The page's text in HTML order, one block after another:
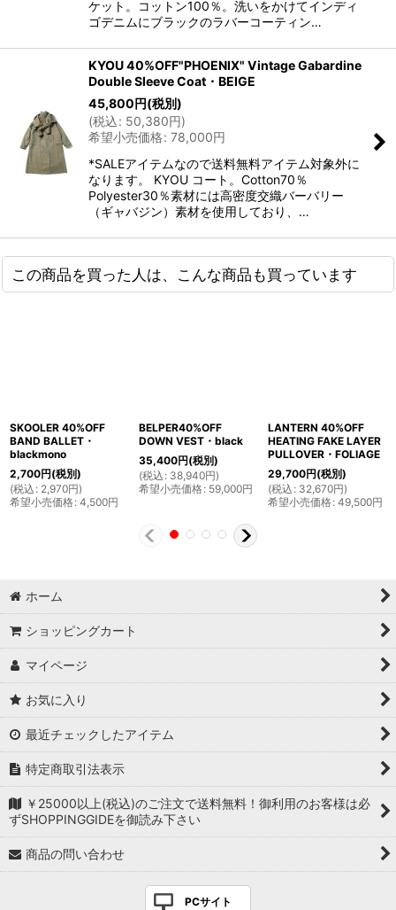
ケット。コットン100％。洗いをかけてインディ
ゴデニムにブラックのラバーコーティン…
KYOU 40%OFF"PHOENIX" Vintage Gabardine
Double Sleeve Coat・BEIGE
45,800円(税別)
(税込: 50,380円)
希望小売価格: 78,000円
*SALEアイテムなので送料無料アイテム対象外に
なります。 KYOU コート。Cotton70％
Polyester30％素材には高密度交織バーバリー
（ギャバジン）素材を使用しており、…
この商品を買った人は、こんな商品も買っています
SKOOLER 40%OFF
BAND BALLET・
blackmono
2,700円(税別)
(税込 : 2,970円)
希望小売価格: 4,500円
BELPER40%OFF
DOWN VEST・black
35,400円(税別)
(税込 : 38,940円)
希望小売価格: 59,000円
LANTERN 40%OFF
HEATING FAKE LAYER
PULLOVER・FOLIAGE
29,700円(税別)
(税込 : 32,670円)
希望小売価格: 49,500円
ホーム
ショッピングカート
マイページ
お気に入り
最近チェックしたアイテム
特定商取引法表示
￥25000以上(税込)のご注文で送料無料！御利用のお客様は必
ずSHOPPINGGIDEを御読み下さい
商品の問い合わせ
PCサイト